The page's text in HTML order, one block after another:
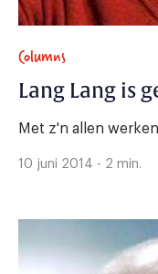
Columns
Lang Lang is
Met z'n allen
10 juni 2014 - 2 min.